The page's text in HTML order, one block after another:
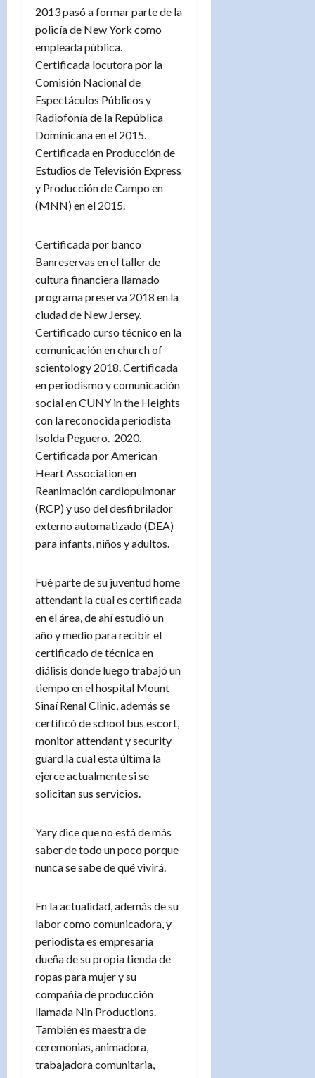
2013 pasó a formar parte de la
policía de New York como
empleada pública.
Certificada locutora por la
Comisión Nacional de
Espectáculos Públicos y
Radiofonía de la República
Dominicana en el 2015.
Certificada en Producción de
Estudios de Televisión Express
y Producción de Campo en
(MNN) en el 2015.
Certificada por banco
Banreservas en el taller de
cultura financiera llamado
programa preserva 2018 en la
ciudad de New Jersey.
Certificado curso técnico en la
comunicación en church of
scientology 2018. Certificada
en periodismo y comunicación
social en CUNY in the Heights
con la reconocida periodista
Isolda Peguero. 2020.
Certificada por American
Heart Association en
Reanimación cardiopulmonar
(RCP) y uso del desfibrilador
externo automatizado (DEA)
para infants, niños y adultos.
Fué parte de su juventud home
attendant la cual es certificada
en el área, de ahí estudió un
año y medio para recibir el
certificado de técnica en
diálisis donde luego trabajó un
tiempo en el hospital Mount
Sinaí Renal Clinic, además se
certificó de school bus escort,
monitor attendant y security
guard la cual esta última la
ejerce actualmente si se
solicitan sus servicios.
Yary dice que no está de más
saber de todo un poco porque
nunca se sabe de qué vivirá.
En la actualidad, además de su
labor como comunicadora, y
periodista es empresaria
dueña de su propia tienda de
ropas para mujer y su
compañía de producción
llamada Nin Productions.
También es maestra de
ceremonias, animadora,
trabajadora comunitaria,